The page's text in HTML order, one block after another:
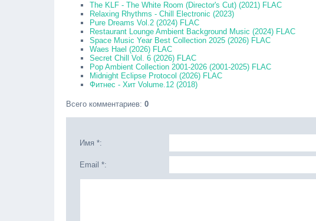
The KLF - The White Room (Director's Cut) (2021) FLAC
Relaxing Rhythms - Chill Electronic (2023)
Pure Dreams Vol.2 (2024) FLAC
Restaurant Lounge Ambient Background Music (2024) FLAC
Space Music Year Best Collection 2025 (2026) FLAC
Waes Hael (2026) FLAC
Secret Chill Vol. 6 (2026) FLAC
Pop Ambient Collection 2001-2026 (2001-2025) FLAC
Midnight Eclipse Protocol (2026) FLAC
Фитнес - Хит Volume.12 (2018)
Всего комментариев: 0
Имя *:
Email *: